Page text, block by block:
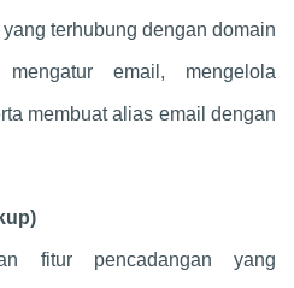
terhubung dengan domain
email, mengelola
membuat alias email dengan
fitur pencadangan yang